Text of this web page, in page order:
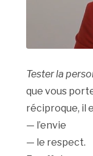
Tester la
que vous
réciproque, il
— l’envie
— le respect.